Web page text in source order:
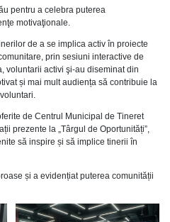
pentru a celebra puterea
motivaţionale.
de a se implica activ în proiecte
prin sesiuni interactive de
voluntarii activi şi-au diseminat din
și mai mult audiența să contribuie la
de Centrul Municipal de Tineret
prezente la „Târgul de Oportunități”,
să inspire și să implice tinerii în
și a evidențiat puterea comunității